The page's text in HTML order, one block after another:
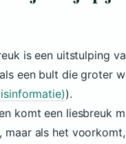
is een uitstulping
een bult die groter
).
komt een liesbreuk
maar als het